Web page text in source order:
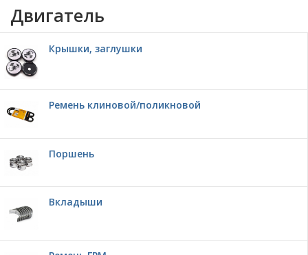
Двигатель
Крышки, заглушки
Ремень клиновой/поликновой
Поршень
Вкладыши